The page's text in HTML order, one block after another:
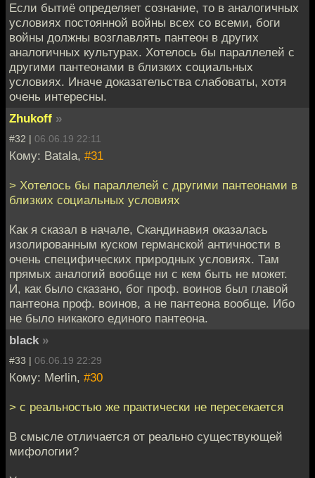
Если бытиё определяет сознание, то в аналогичных
условиях постоянной войны всех со всеми, боги
войны должны возглавлять пантеон в других
аналогичных культурах. Хотелось бы параллелей с
другими пантеонами в близких социальных
условиях. Иначе доказательства слабоваты, хотя
очень интересны.
Zhukoff »
#32 | 06.06.19 22:11
Кому: Batala, #31
> Хотелось бы параллелей с другими пантеонами в
близких социальных условиях
Как я сказал в начале, Скандинавия оказалась
изолированным куском германской античности в
очень специфических природных условиях. Там
прямых аналогий вообще ни с кем быть не может.
И, как было сказано, бог проф. воинов был главой
пантеона проф. воинов, а не пантеона вообще. Ибо
не было никакого единого пантеона.
black »
#33 | 06.06.19 22:29
Кому: Merlin, #30
> с реальностью же практически не пересекается
В смысле отличается от реально существующей
мифологии?